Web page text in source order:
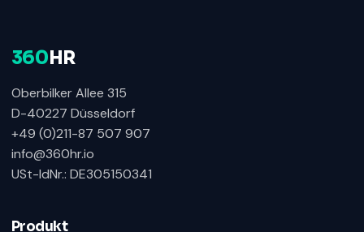
360 HR
Oberbilker Allee 315
D-40227 Düsseldorf
+49 (0)211-87 507 907
info@360hr.io
USt-IdNr.: DE305150341
Produkt
360HR Chat